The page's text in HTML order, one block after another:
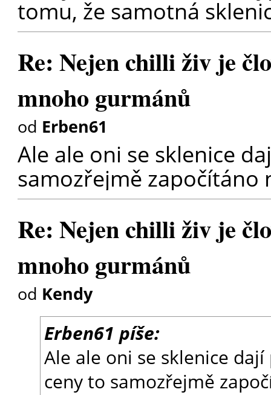
tomu, že samotná
Re: Nejen chilli živ je
mnoho gurmánů
od Erben61
Ale ale oni se sklenice
samozřejmě
Re: Nejen chilli živ je
mnoho gurmánů
od Kendy
Erben61 píše:
Ale ale oni se sklenice
ceny to samozřejmě